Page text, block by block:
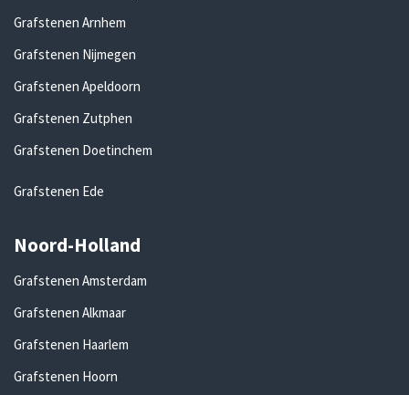
Grafstenen Arnhem
Grafstenen Nijmegen
Grafstenen Apeldoorn
Grafstenen Zutphen
Grafstenen Doetinchem
Grafstenen Ede
Noord-Holland
Grafstenen Amsterdam
Grafstenen Alkmaar
Grafstenen Haarlem
Grafstenen Hoorn